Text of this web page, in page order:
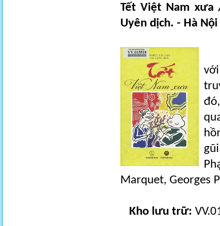
Tết Việt Nam xưa
Uyên dịch. - Hà
Marquet, Georges
Kho lưu trữ: